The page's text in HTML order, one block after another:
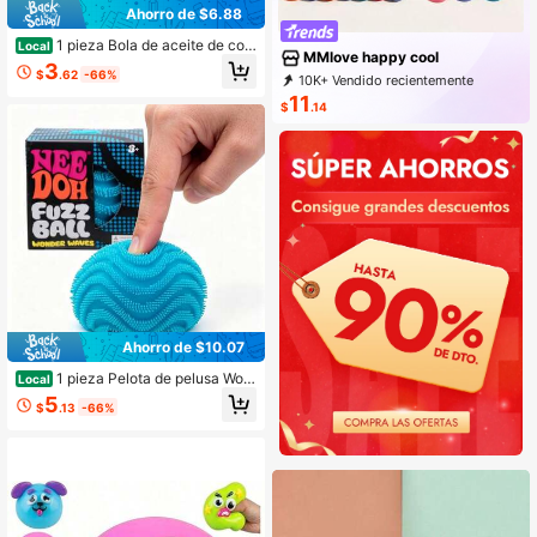
Ahorro de $6.88
Local 1 pieza Bola de aceite de coc
o hecha a mano - Bola de alivio del
estrés crujiente mejorada, globo cru
$3.62 -66%
Ahorro de $10.07
Local 1 pieza Pelota de pelusa Won
der Waves, juguete sensorial para a
pretar con textura, pelota antiestrés
$5.13 -66%
MMlove happy cool
10K+ Vendido recientemente
1K+ Recompra
$11.14